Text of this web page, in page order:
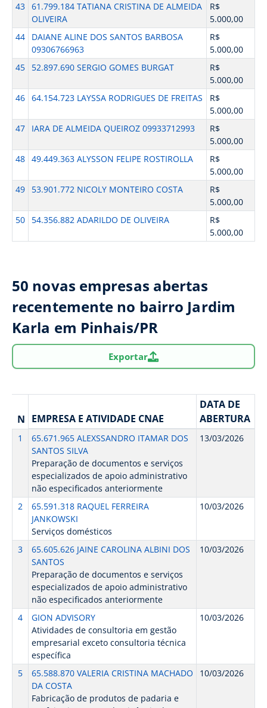
43 61.799.184 TATIANA CRISTINA DE ALMEIDA
OLIVEIRA
R$
5.000,00
44
DAIANE ALINE DOS SANTOS BARBOSA
09306766963
R$
5.000,00
45
52.897.690 SERGIO GOMES BURGAT
R$
5.000,00
46 64.154.723 LAYSSA RODRIGUES DE FREITAS
R$
5.000,00
47
IARA DE ALMEIDA QUEIROZ 09933712993
R$
5.000,00
48 49.449.363 ALYSSON FELIPE ROSTIROLLA
R$
5.000,00
49
53.901.772 NICOLY MONTEIRO COSTA
R$
5.000,00
50
54.356.882 ADARILDO DE OLIVEIRA
R$
5.000,00
50 novas empresas abertas
recentemente no bairro Jardim
Karla em Pinhais/PR
Exportar
N EMPRESA E ATIVIDADE CNAE
DATA DE
ABERTURA
1
65.671.965 ALEXSSANDRO ITAMAR DOS
SANTOS SILVA
Preparação de documentos e serviços
especializados de apoio administrativo
não especificados anteriormente
13/03/2026
2
65.591.318 RAQUEL FERREIRA
JANKOWSKI
Serviços domésticos
10/03/2026
3
65.605.626 JAINE CAROLINA ALBINI DOS
SANTOS
Preparação de documentos e serviços
especializados de apoio administrativo
não especificados anteriormente
10/03/2026
4
GION ADVISORY
Atividades de consultoria em gestão
empresarial exceto consultoria técnica
específica
10/03/2026
5
65.588.870 VALERIA CRISTINA MACHADO
DA COSTA
Fabricação de produtos de padaria e
10/03/2026